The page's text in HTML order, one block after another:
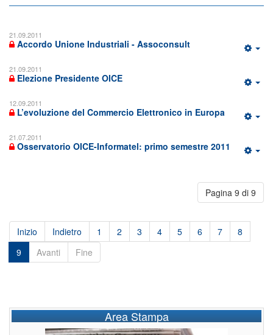
21.09.2011
Accordo Unione Industriali - Assoconsult
21.09.2011
Elezione Presidente OICE
12.09.2011
L’evoluzione del Commercio Elettronico in Europa
21.07.2011
Osservatorio OICE-Informatel: primo semestre 2011
Pagina 9 di 9
Inizio Indietro 1 2 3 4 5 6 7
8
9
Avanti Fine
Area Stampa